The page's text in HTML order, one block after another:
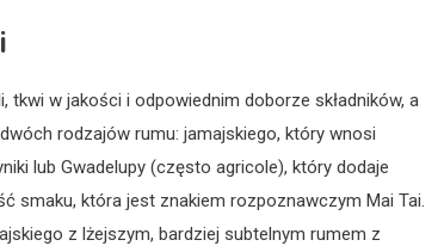
tkwi w jakości i odpowiednim doborze składników, a
rodzajów rumu: jamajskiego, który wnosi
lub Gwadelupy (często agricole), który dodaje
smaku, która jest znakiem rozpoznawczym Mai Tai.
z lżejszym, bardziej subtelnym rumem z